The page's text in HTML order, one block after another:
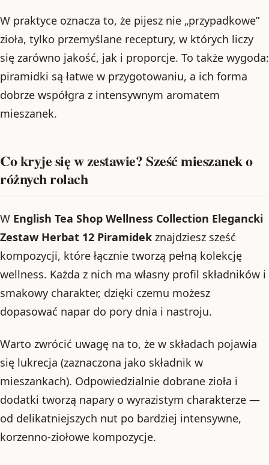
W praktyce oznacza to, że pijesz nie „przypadkowe”
zioła, tylko przemyślane receptury, w których liczy
się zarówno jakość, jak i proporcje. To także wygoda:
piramidki są łatwe w przygotowaniu, a ich forma
dobrze współgra z intensywnym aromatem
mieszanek.
Co kryje się w zestawie? Sześć mieszanek o
różnych rolach
W English Tea Shop Wellness Collection Elegancki
Zestaw Herbat 12 Piramidek znajdziesz sześć
kompozycji, które łącznie tworzą pełną kolekcję
wellness. Każda z nich ma własny profil składników i
smakowy charakter, dzięki czemu możesz
dopasować napar do pory dnia i nastroju.
Warto zwrócić uwagę na to, że w składach pojawia
się lukrecja (zaznaczona jako składnik w
mieszankach). Odpowiedzialnie dobrane zioła i
dodatki tworzą napary o wyrazistym charakterze —
od delikatniejszych nut po bardziej intensywne,
korzenno-ziołowe kompozycje.